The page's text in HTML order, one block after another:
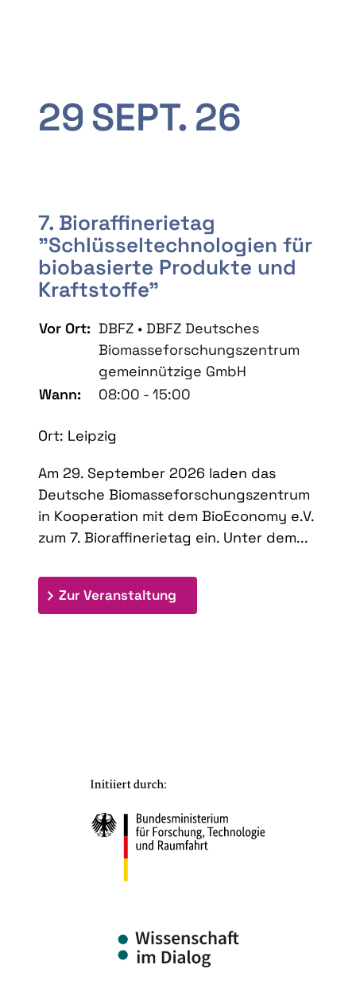
29SEPT. 26
7. Bioraffinerietag
"Schlüsseltechnologien für
biobasierte Produkte und
Kraftstoffe"
Vor Ort: DBFZ • DBFZ Deutsches
Biomasseforschungszentrum
gemeinnützige GmbH
Wann:
08:00 - 15:00
Ort: Leipzig
Am 29. September 2026 laden das
Deutsche Biomasseforschungszentrum
in Kooperation mit dem BioEconomy e.V.
zum 7. Bioraffinerietag ein. Unter dem...
Zur Veranstaltung